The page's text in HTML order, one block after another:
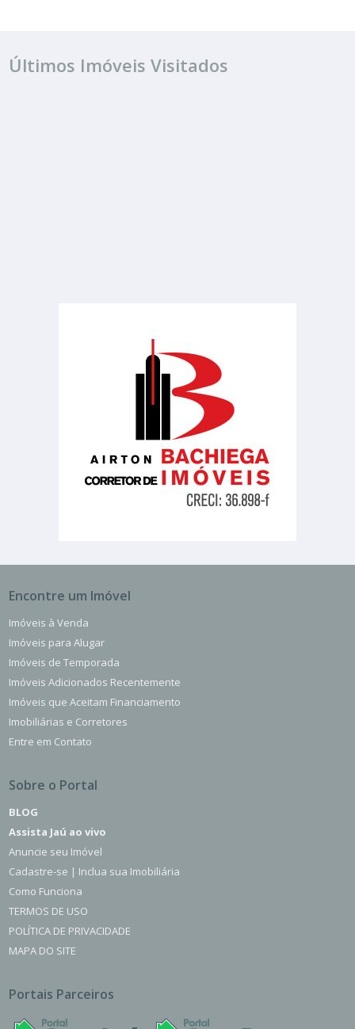
Últimos Imóveis Visitados
Encontre um Imóvel
Imóveis à Venda
Imóveis para Alugar
Imóveis de Temporada
Imóveis Adicionados Recentemente
Imóveis que Aceitam Financiamento
Imobiliárias e Corretores
Entre em Contato
Sobre o Portal
BLOG
Assista Jaú ao vivo
Anuncie seu Imóvel
Cadastre-se | Inclua sua Imobiliária
Como Funciona
TERMOS DE USO
POLÍTICA DE PRIVACIDADE
MAPA DO SITE
Portais Parceiros